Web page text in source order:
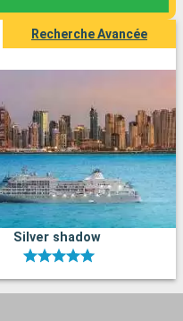
Recherche Avancée
Silver shadow